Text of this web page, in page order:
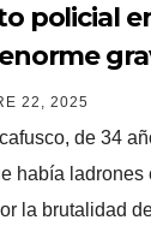
policial
22, 2025
de 34
había ladrones
la brutalidad